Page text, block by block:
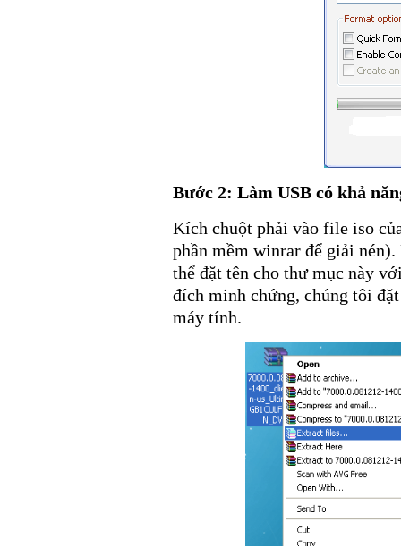
Bước 2: Làm USB có khả
Kích chuột phải vào file iso
phần mềm winrar để giải
thể đặt tên cho thư mục này
đích minh chứng, chúng tôi
máy tính.